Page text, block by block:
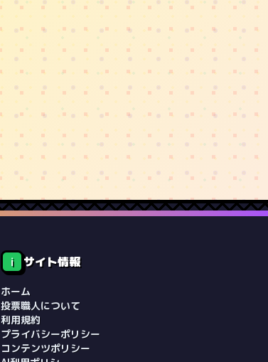
ℹ️ サイト情報
ホーム
投票職人について
利用規約
プライバシーポリシー
コンテンツポリシー